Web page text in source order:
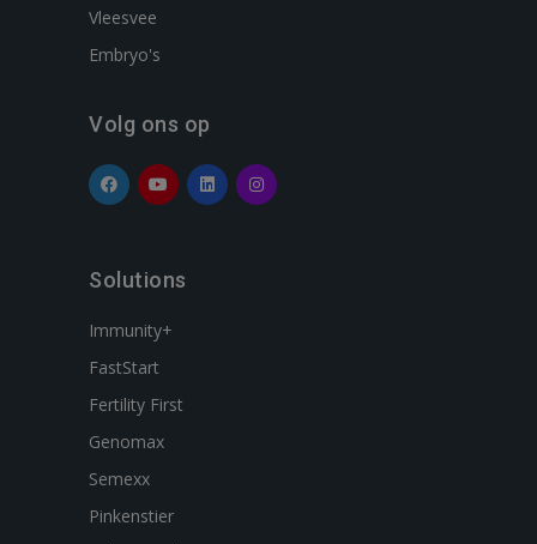
Vleesvee
Embryo's
Volg ons op
Solutions
Immunity+
FastStart
Fertility First
Genomax
Semexx
Pinkenstier